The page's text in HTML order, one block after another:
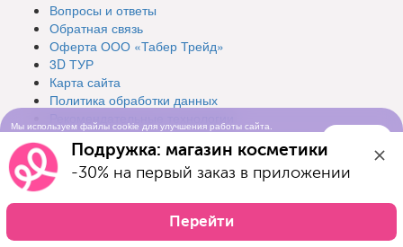
Вопросы и ответы
Обратная связь
Оферта ООО «Табер Трейд»
3D ТУР
Карта сайта
Политика обработки данных
© Подружка, 2026
Мы используем файлы cookie для улучшения работы сайта.
использования cookie-файловПодружка: магазин косметики
-30% на первый заказ в приложении
Перейти